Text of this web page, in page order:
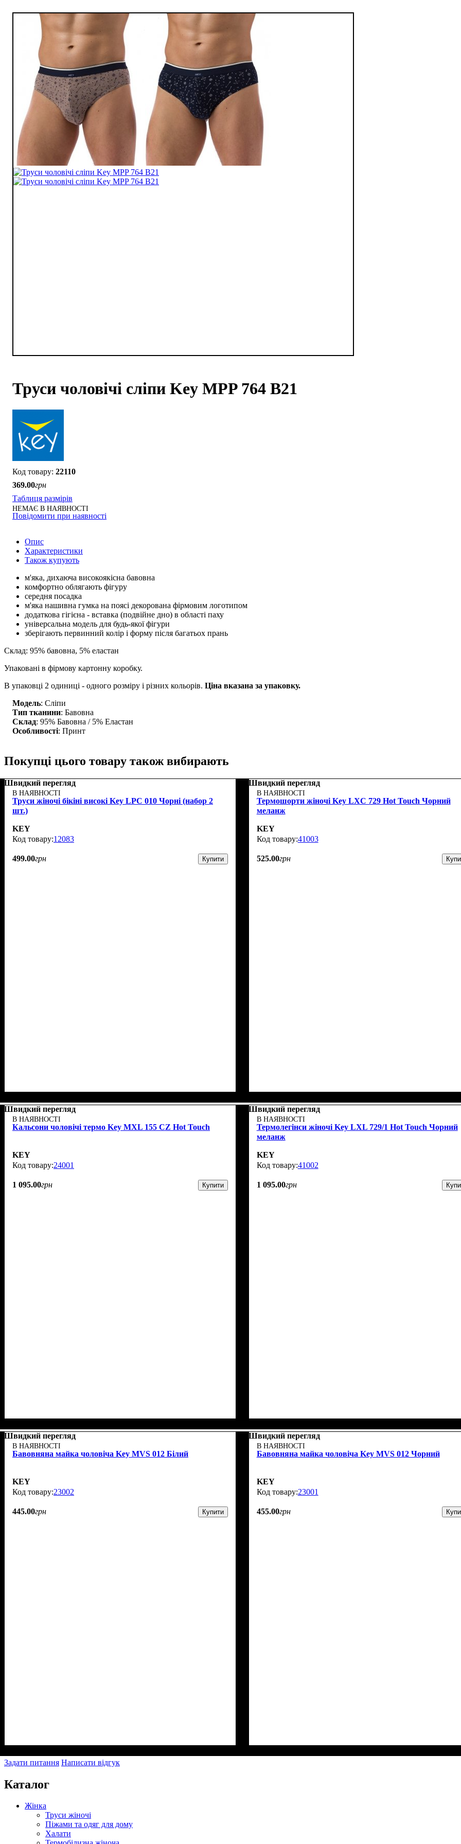
Труси чоловічі сліпи Key MPP 764 B21
22110
369.00грн
Таблиця размірів
НЕМАЄ В НАЯВНОСТІ
Повідомити при наявності
Опис
Характеристики
Також купують
м'яка, дихаюча високоякісна бавовна
комфортно облягають фігуру
середня посадка
м'яка нашивна гумка на поясі декорована фірмовим логотипом
додаткова гігієна - вставка (подвійне дно) в області паху
універсальна модель для будь-якої фігури
зберігають первинний колір і форму після багатьох прань
Склад: 95% бавовна, 5% еластан
Упаковані в фірмову картонну коробку.
В упаковці 2 одиниці - одного розміру і різних кольорів. Ціна вказана за упаковку.
Модель: Сліпи
Тип тканини: Бавовна
Склад: 95% Бавовна / 5% Еластан
Особливості: Принт
Покупці цього товару також вибирають
Швидкий перегляд
В НАЯВНОСТІ
Труси жіночі бікіні високі Key LPC 010 Чорні (набор 2
шт.)
KEY
12083
499.00грн Купити
Швидкий перегляд
В НАЯВНОСТІ
Термошорти жіночі Key LXС 729 Hot Touch Чорний
меланж
KEY
41003
525.00грн
Швидкий перегляд
В НАЯВНОСТІ
Кальсони чоловічі термо Key MXL 155 CZ Hot Touch
KEY
24001
1 095.00грн Купити
Швидкий перегляд
В НАЯВНОСТІ
Термолегінси жіночі Key LXL 729/1 Hot Touch Чорний
меланж
KEY
41002
1 095.00грн
Швидкий перегляд
В НАЯВНОСТІ
Бавовняна майка чоловіча Key MVS 012 Білий
KEY
23002
445.00грн Купити
Швидкий перегляд
В НАЯВНОСТІ
Бавовняна майка чоловіча Key MVS 012 Чорний
KEY
23001
455.00грн
Задати питання Написати відгук
Каталог
Жінка
Труси жіночі
Піжами та одяг для дому
Халати